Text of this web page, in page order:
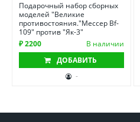
Подарочный набор сборных
моделей "Великие
противостояния."Мессер Bf-
109" против "Як-3"
₽ 2200
В наличии
ДОБАВИТЬ
-